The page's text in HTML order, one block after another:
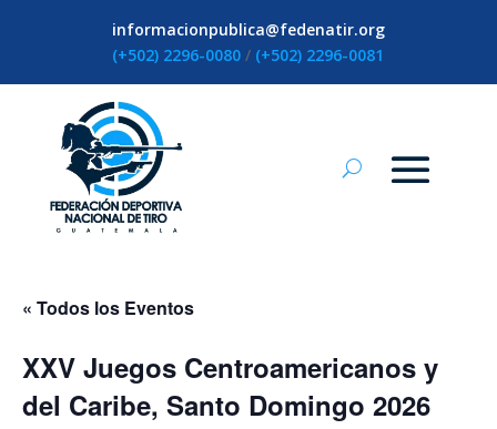
informacionpublica@fedenatir.org
(+502) 2296-0080 / (+502) 2296-0081
« Todos los Eventos
XXV Juegos Centroamericanos y
del Caribe, Santo Domingo 2026